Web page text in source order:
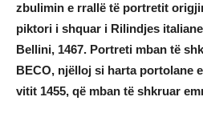
zbulimin e rrallë të portretit
piktori i shquar i Rilindjes
Bellini, 1467. Portreti mban të
BECO, njëlloj si harta portolane
vitit 1455, që mban të shkruar